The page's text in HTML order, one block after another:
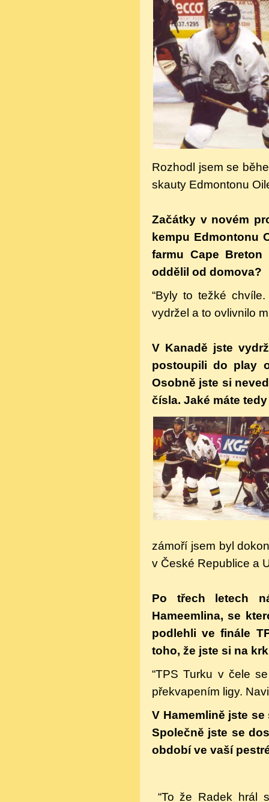
Rozhodl jsem se
skauty Edmontonu
Začátky v novém
kempu Edmontonu
farmu Cape
oddělil od domova?
“Byly to težké
vydržel a to ovlivnilo
V Kanadě jste
postoupili do play
Osobně jste si
čísla. Jaké máte
zámoří jsem byl
v České Republice a
Po třech letech
Hameemlina, se
podlehli ve finále
toho, že jste si na
“TPS Turku v čele
překvapením ligy.
V Hamemlině jste
Společně jste se
období ve vaší
“To že Radek hrál